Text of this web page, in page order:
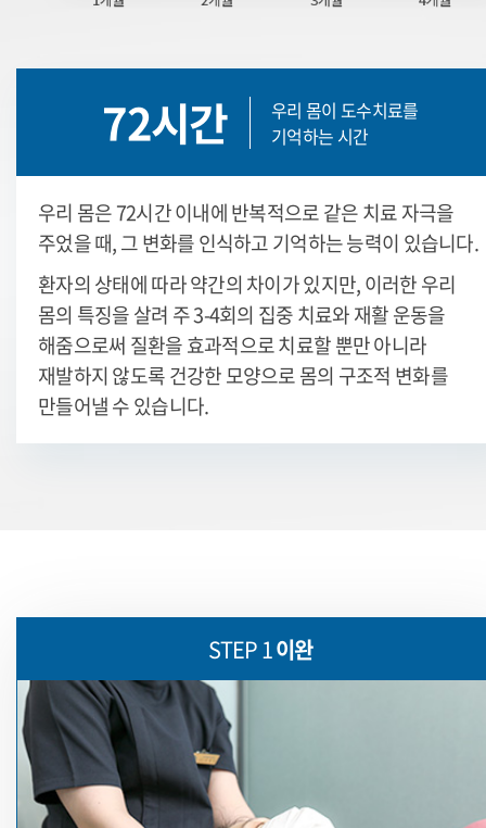
72시간
우리 몸이 도수치료를
기억하는 시간
우리 몸은 72시간 이내에 반복적으로 같은 치료 자극을
주었을 때, 그 변화를 인식하고 기억하는 능력이 있습니다.
환자의 상태에 따라 약간의 차이가 있지만, 이러한 우리
몸의 특징을 살려 주 3-4회의 집중 치료와 재활 운동을
해줌으로써 질환을 효과적으로 치료할 뿐만 아니라
재발하지 않도록 건강한 모양으로 몸의 구조적 변화를
만들어낼 수 있습니다.
STEP 1이완